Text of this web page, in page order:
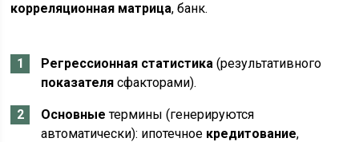
корреляционная матрица, банк.
Регрессионная статистика (результативного
показателя сфакторами).
Основные термины (генерируются
автоматически): ипотечное кредитование,